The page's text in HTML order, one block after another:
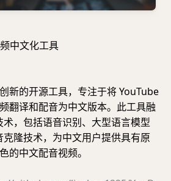
中文化工具
新的开源工具，专注于将 YouTube
翻译和配音为中文版本。此工具融
，包括语音识别、大型语言模型
隆技术，为中文用户提供具有原
的中文配音视频。